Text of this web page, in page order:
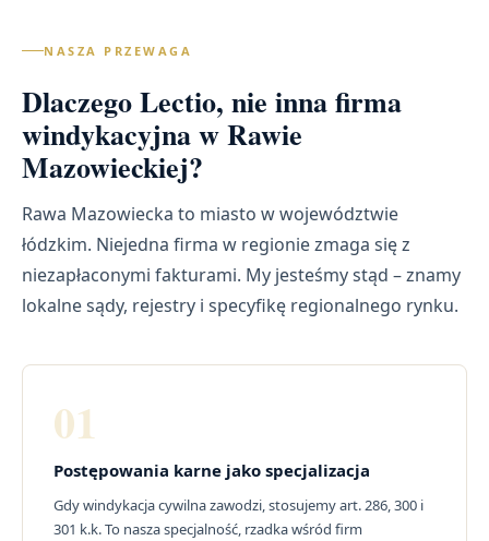
NASZA PRZEWAGA
Dlaczego Lectio, nie inna firma
windykacyjna w Rawie
Mazowieckiej?
Rawa Mazowiecka to miasto w województwie
łódzkim. Niejedna firma w regionie zmaga się z
niezapłaconymi fakturami. My jesteśmy stąd – znamy
lokalne sądy, rejestry i specyfikę regionalnego rynku.
01
Postępowania karne jako specjalizacja
Gdy windykacja cywilna zawodzi, stosujemy art. 286, 300 i
301 k.k. To nasza specjalność, rzadka wśród firm